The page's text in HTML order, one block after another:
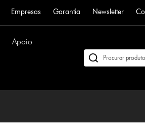
Empresas Garantia Newsletter
Apoio
Pesquisar